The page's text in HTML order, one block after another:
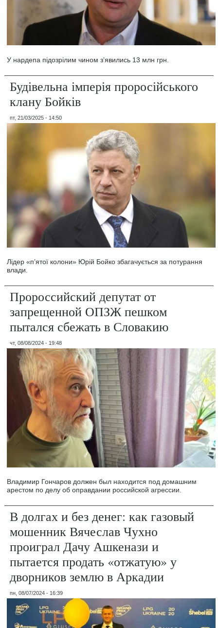
У нардепа підозрілим чином з’явились 13 млн грн.
Будівельна імперія проросійського
клану Бойків
пт, 21/03/2025 - 14:50
Лідер «п’ятої колони» Юрій Бойко збагачується за потурання
влади.
Пророссийский депутат от
запрещенной ОПЗЖ пешком
пытался сбежать в Словакию
чт, 08/08/2024 - 19:48
Владимир Гончаров должен был находится под домашним
арестом по делу об оправдании российской агрессии.
В долгах и без денег: как газовый
мошенник Вячеслав Чухно
проиграл Дачу Ашкенази и
пытается продать «отжатую» у
дворников землю в Аркадии
пн, 08/07/2024 - 16:39